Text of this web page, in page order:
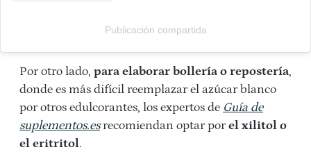
Publicación compartida
Por otro lado, para elaborar bollería o repostería,
donde es más difícil reemplazar el azúcar blanco
por otros edulcorantes, los expertos de Guía de
suplementos.esrecomiendan optar porel xilitol o
el eritritol.